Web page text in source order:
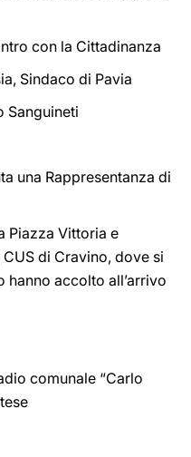
con la Cittadinanza
Sindaco di Pavia
Sanguineti
una Rappresentanza di
Piazza Vittoria e
di Cravino, dove si
hanno accolto all’arrivo
comunale “Carlo